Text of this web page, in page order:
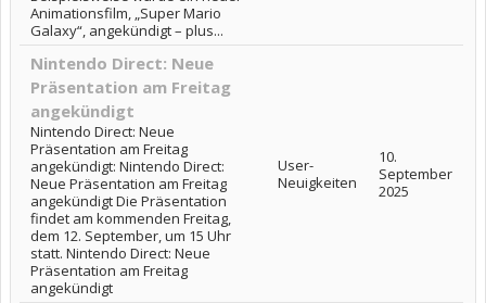
Animationsfilm, „Super Mario
Galaxy“, angekündigt – plus...
Nintendo Direct: Neue
Präsentation am Freitag
angekündigt
Nintendo Direct: Neue
Präsentation am Freitag
angekündigt: Nintendo Direct:
Neue Präsentation am Freitag
angekündigt Die Präsentation
findet am kommenden Freitag,
dem 12. September, um 15 Uhr
statt. Nintendo Direct: Neue
Präsentation am Freitag
angekündigt
User-
Neuigkeiten
10.
September
2025